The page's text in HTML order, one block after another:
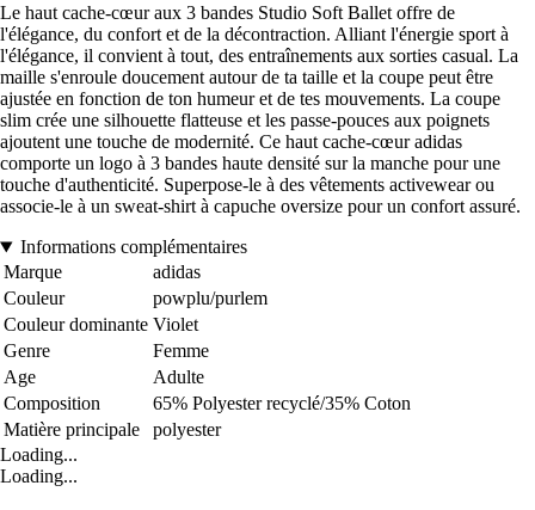
Le haut cache-cœur aux 3 bandes Studio Soft Ballet offre de
l'élégance, du confort et de la décontraction. Alliant l'énergie sport à
l'élégance, il convient à tout, des entraînements aux sorties casual. La
maille s'enroule doucement autour de ta taille et la coupe peut être
ajustée en fonction de ton humeur et de tes mouvements. La coupe
slim crée une silhouette flatteuse et les passe-pouces aux poignets
ajoutent une touche de modernité. Ce haut cache-cœur adidas
comporte un logo à 3 bandes haute densité sur la manche pour une
touche d'authenticité. Superpose-le à des vêtements activewear ou
associe-le à un sweat-shirt à capuche oversize pour un confort assuré.
Informations complémentaires
Marque
adidas
Couleur
powplu/purlem
Couleur dominante Violet
Genre
Femme
Age
Adulte
Composition
65% Polyester recyclé/35% Coton
Matière principale
polyester
Loading...
Loading...